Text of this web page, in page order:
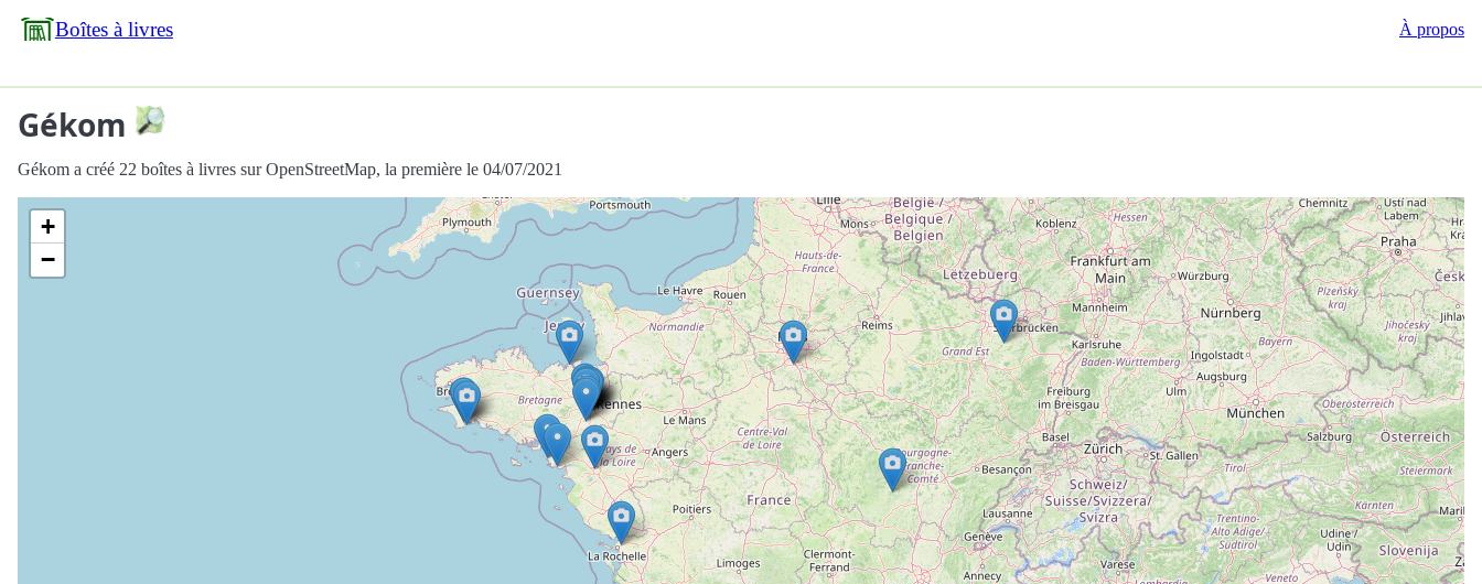
Boîtes à livres À propos
Gékom
Gékom a créé 22 boîtes à livres sur OpenStreetMap, la première le 04/07/2021
+
−